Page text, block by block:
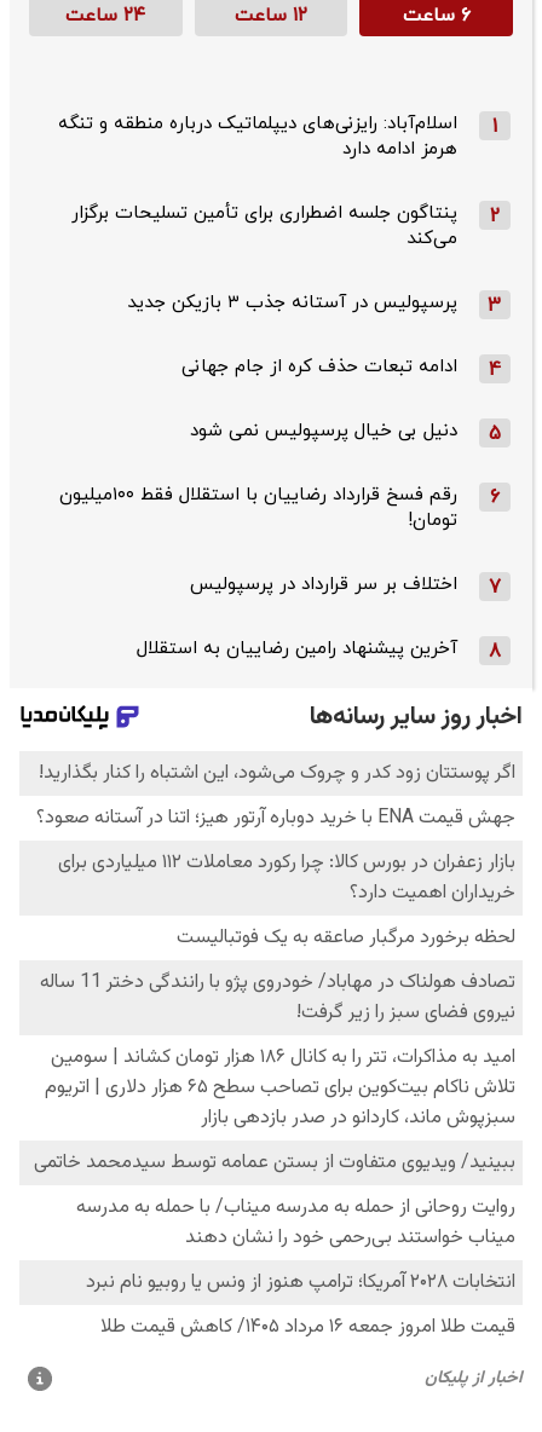
۶ ساعت ۱۲ ساعت ۲۴ ساعت
1
اسلام‌آباد: رایزنی‌های دیپلماتیک درباره منطقه و تنگه
هرمز ادامه دارد
2
پنتاگون جلسه اضطراری برای تأمین تسلیحات برگزار
می‌کند
3 پرسپولیس در آستانه جذب ۳ بازیکن جدید
4 ادامه تبعات حذف کره از جام جهانی
5 دنیل بی خیال پرسپولیس نمی شود
6
رقم فسخ قرارداد رضاییان با استقلال فقط ۱۰۰میلیون
تومان!
7 اختلاف بر سر قرارداد در پرسپولیس
8 آخرین پیشنهاد رامین رضاییان به استقلال